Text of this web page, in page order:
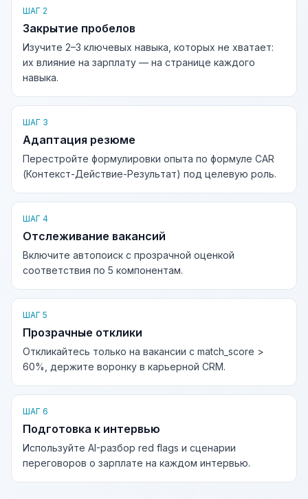
ШАГ 2
Закрытие пробелов
Изучите 2–3 ключевых навыка, которых не хватает:
их влияние на зарплату — на странице каждого
навыка.
ШАГ 3
Адаптация резюме
Перестройте формулировки опыта по формуле CAR
(Контекст-Действие-Результат) под целевую роль.
ШАГ 4
Отслеживание вакансий
Включите автопоиск с прозрачной оценкой
соответствия по 5 компонентам.
ШАГ 5
Прозрачные отклики
Откликайтесь только на вакансии с match_score >
60%, держите воронку в карьерной CRM.
ШАГ 6
Подготовка к интервью
Используйте AI-разбор red flags и сценарии
переговоров о зарплате на каждом интервью.